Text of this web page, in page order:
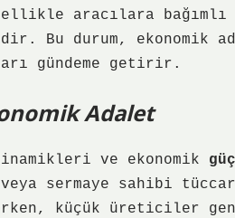
aracılara bağımlı
Bu durum, ekonomik
gündeme getirir.
Adalet
ve ekonomik
sermaye sahibi
küçük üreticiler